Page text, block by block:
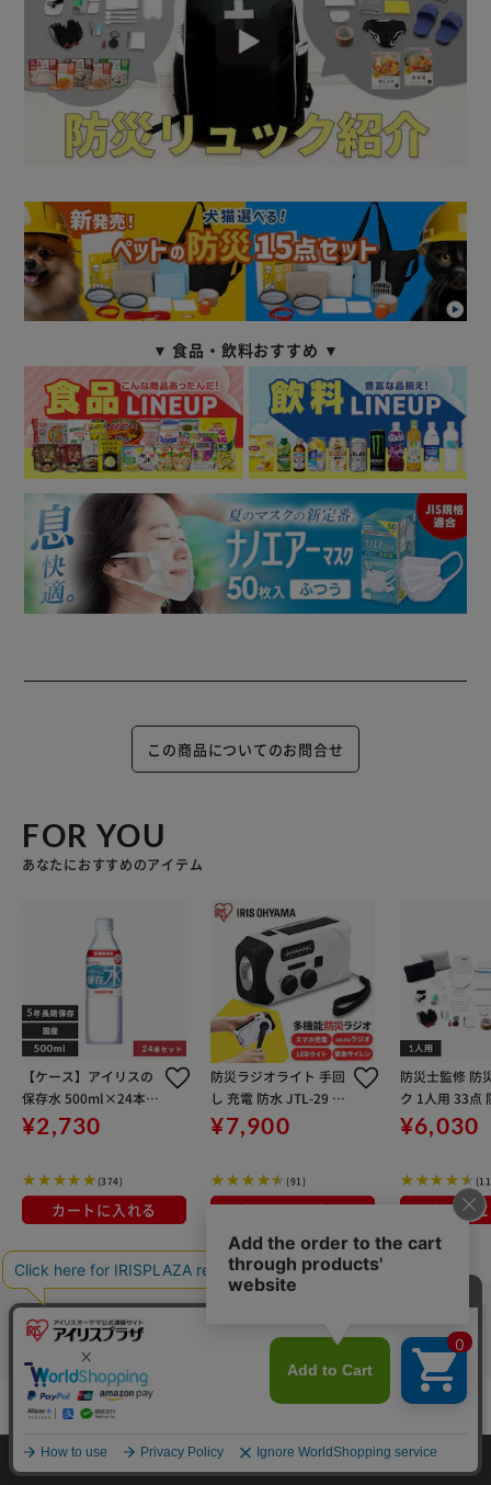
▼ 食品・飲料おすすめ ▼
この商品についてのお問合せ
FOR YOU
あなたにおすすめのアイテム
【ケース】アイリスの
保存水 500ml×24本
備蓄水
¥2,730
(374)
カートに入れる
防災ラジオライト 手回
し 充電 防水 JTL-29 ホ
ワイト
¥7,900
(91)
カートに入れる
防災士監修 防
ク 1人用 33点
ト 防災グッズ
グレー
¥6,030
カート
HOME 探す ログイン お気に入り お知らせ